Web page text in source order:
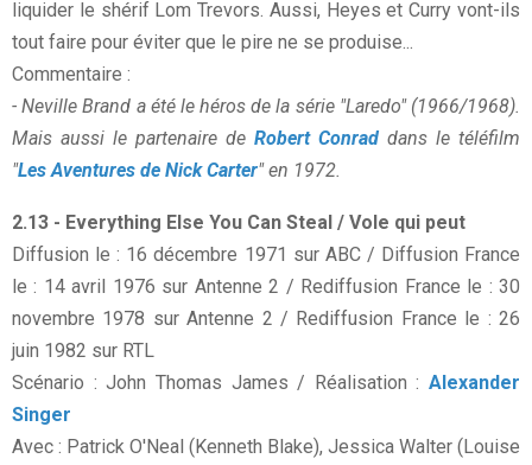
liquider le shérif Lom Trevors. Aussi, Heyes et Curry vont-ils
tout faire pour éviter que le pire ne se produise...
Commentaire :
- Neville Brand a été le héros de la série "Laredo" (1966/1968).
Mais aussi le partenaire de Robert Conrad dans le téléfilm
"Les Aventures de Nick Carter" en 1972.
2.13 - Everything Else You Can Steal / Vole qui peut
Diffusion le : 16 décembre 1971 sur ABC / Diffusion France
le : 14 avril 1976 sur Antenne 2 / Rediffusion France le : 30
novembre 1978 sur Antenne 2 / Rediffusion France le : 26
juin 1982 sur RTL
Scénario : John Thomas James / Réalisation : Alexander
Singer
Avec : Patrick O'Neal (Kenneth Blake), Jessica Walter (Louise